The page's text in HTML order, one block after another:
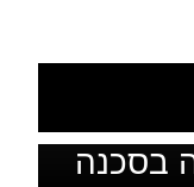
בסכנה